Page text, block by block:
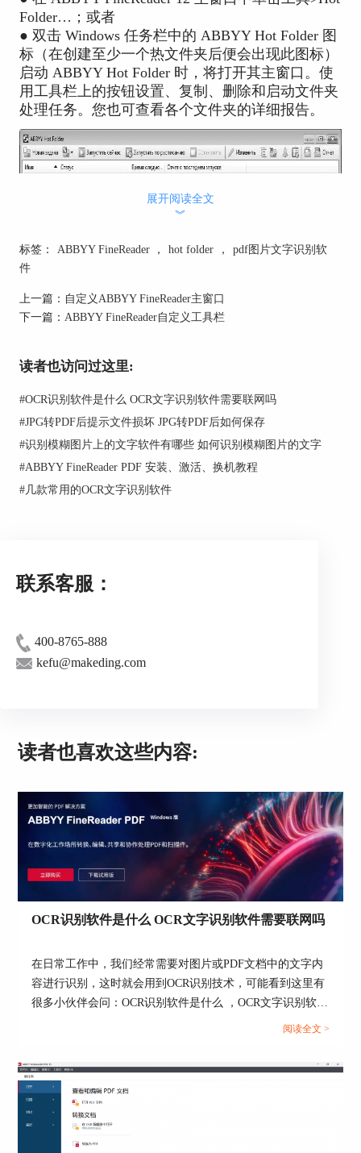
Folder…；或者
● 双击 Windows 任务栏中的 ABBYY Hot Folder 图
标（在创建至少一个热文件夹后便会出现此图标）
启动 ABBYY Hot Folder 时，将打开其主窗口。使
用工具栏上的按钮设置、复制、删除和启动文件夹
处理任务。您也可查看各个文件夹的详细报告。
ABBYY Hot Folder 主窗口会显示已设置任务
的列表。对于各个任务，会显示相应热文件夹的完
整路径，以及当前状态与计划处理时间。
任务可能有以下几种状态：
2. 指定任务的名称和任务的路径。
1. 单击工具栏上的
ABBYY FineReader技术服务中心
要的信息。
展开阅读全文
︾
标签： ABBYY FineReader ， hot folder ，
pdf图片文字识别软
件
上一篇： 自定义ABBYY FineReader主窗口
下一篇： ABBYY FineReader自定义工具栏
读者也访问过这里:
#OCR识别软件是什么 OCR文字识别软件需要联网吗
#JPG转PDF后提示文件损坏 JPG转PDF后如何保存
#识别模糊图片上的文字软件有哪些 如何识别模糊图片的文字
#ABBYY FineReader PDF 安装、激活、换机教程
#几款常用的OCR文字识别软件
联系客服：
400-8765-888
kefu@makeding.com
读者也喜欢这些内容:
OCR识别软件是什么 OCR文字识别软件需要联网吗
在日常工作中，我们经常需要对图片或PDF文档中的文字内
容进行识别，这时就会用到OCR识别技术，可能看到这里有
很多小伙伴会问：OCR识别软件是什么 ，OCR文字识别软件
需要联网吗？别着急，下面就来带大家一起了解下OCR 文字
阅读全文 >